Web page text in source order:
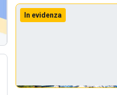
In evidenza